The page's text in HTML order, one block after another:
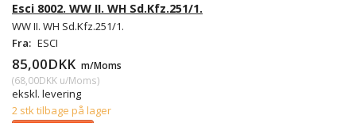
Esci 8002. WW II. WH Sd.Kfz.251/1.
WW II. WH Sd.Kfz.251/1.
Fra: ESCI
85,00DKK m/Moms
(68,00DKK u/Moms)
ekskl. levering
2 stk tilbage på lager